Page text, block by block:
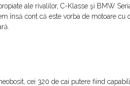
ale rivalilor, C-Klasse şi BMW
însă cont că este vorba de motoare cu
cei 320 de cai putere fiind